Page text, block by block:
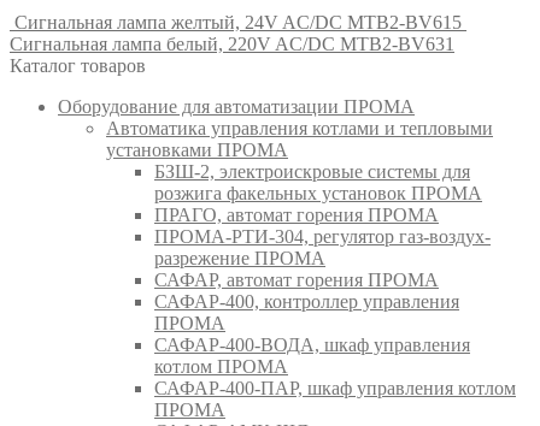
Сигнальная лампа желтый, 24V AC/DC MTB2-BV615
Сигнальная лампа белый, 220V AC/DC MTB2-BV631
Каталог товаров
Оборудование для автоматизации ПРОМА
Автоматика управления котлами и тепловыми
установками ПРОМА
БЗШ-2, электроискровые системы для
розжига факельных установок ПРОМА
ПРАГО, автомат горения ПРОМА
ПРОМА-РТИ-304, регулятор газ-воздух-
разрежение ПРОМА
САФАР, автомат горения ПРОМА
САФАР-400, контроллер управления
ПРОМА
САФАР-400-ВОДА, шкаф управления
котлом ПРОМА
САФАР-400-ПАР, шкаф управления котлом
ПРОМА